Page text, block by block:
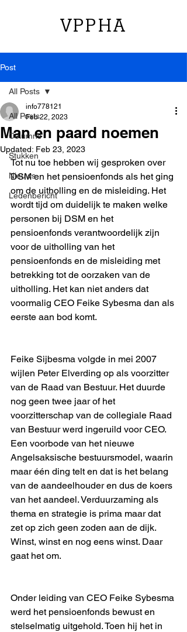
VPPHA
Post
All Posts
Columns
Stukken
Nieuws
Ledenbericht
All Posts
Man en paard noemen
info778121
Feb 22, 2023
Updated: Feb 23, 2023
Tot nu toe hebben wij gesproken over
DSM en het pensioenfonds als het ging
om de uitholling en de misleiding. Het
wordt tijd om duidelijk te maken welke
personen bij DSM en het
pensioenfonds verantwoordelijk zijn
voor de uitholling van het
pensioenfonds en de misleiding met
betrekking tot de oorzaken van de
uitholling. Het kan niet anders dat
voormalig CEO Feike Sybesma dan als
eerste aan bod komt.
Feike Sijbesma volgde in mei 2007
wijlen Peter Elverding op als voorzitter
van de Raad van Bestuur. Het duurde
nog geen twee jaar of het
voorzitterschap van de collegiale Raad
van Bestuur werd ingeruild voor CEO.
Een voorbode van het nieuwe
Angelsaksische bestuursmodel, waarin
maar één ding telt en dat is het belang
van de aandeelhouder en dus de koers
van het aandeel. Verduurzaming als
thema en strategie is prima maar dat
zet op zich geen zoden aan de dijk.
Winst, winst en nog eens winst. Daar
gaat het om.
Onder leiding van CEO Feike Sybesma
werd het pensioenfonds bewust en
stelselmatig uitgehold. Toen hij het in